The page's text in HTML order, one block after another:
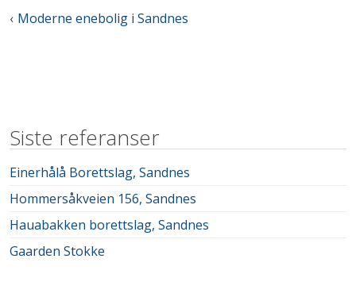
Innleggsnavigasjon
Moderne enebolig i Sandnes
Siste referanser
Einerhålå Borettslag, Sandnes
Hommersåkveien 156, Sandnes
Hauabakken borettslag, Sandnes
Gaarden Stokke